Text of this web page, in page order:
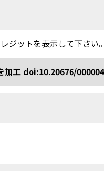
ジットを表示して下さい。
加工 doi:10.20676/